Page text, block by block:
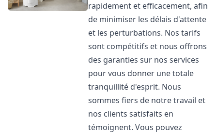
rapidement et efficacement, afin
de minimiser les délais d'attente
et les perturbations. Nos tarifs
sont compétitifs et nous offrons
des garanties sur nos services
pour vous donner une totale
tranquillité d'esprit. Nous
sommes fiers de notre travail et
nos clients satisfaits en
témoignent. Vous pouvez